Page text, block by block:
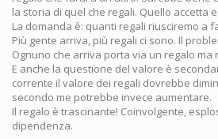
la storia di quel che regali. Quello accetta
La domanda è: quanti regali riusciremo a
Più gente arriva, più regali ci sono. Il
Ognuno che arriva porta via un regalo ma
E anche la questione del valore è
corrente il valore dei regali dovrebbe
secondo me potrebbe invece aumentare.
Il regalo è trascinante! Coinvolgente,
dipendenza.